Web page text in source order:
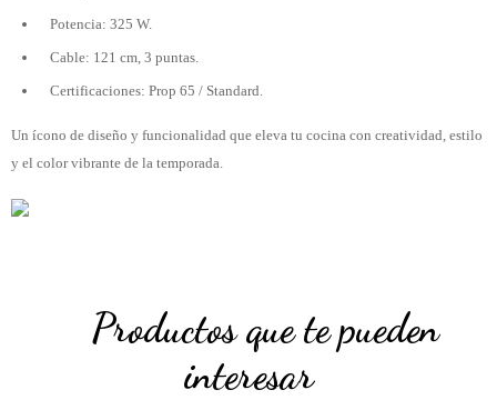
Potencia: 325 W.
Cable: 121 cm, 3 puntas.
Certificaciones: Prop 65 / Standard.
Un ícono de diseño y funcionalidad que eleva tu cocina con creatividad, estilo
y el color vibrante de la temporada.
Productos que te pueden
interesar